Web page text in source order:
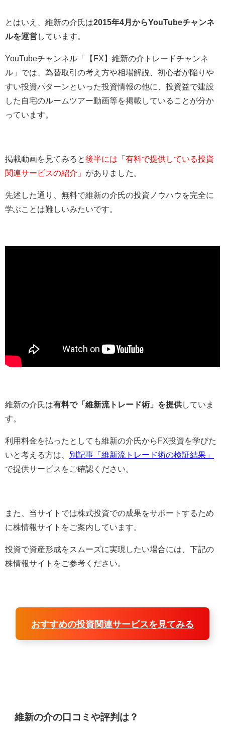
とはいえ、維新の介氏は2015年4月からYouTubeチャンネ
ルを運営しています。
YouTubeチャンネル「
【FX】維新の介トレードチャンネ
ル 」では、為替取引の考え方や相場解説、初心者が陥りや
すい投資パターンといった投資情報の他に、投資益で建設
した自宅のルームツアー動画等を掲載していることが分か
っています。
掲載動画を見てみると後半には「有料で提供している投資
関連サービスの紹介」 がありました。
先述した通り、無料で維新の介氏の投資ノウハウを完全に
学ぶことは難しいみたいです。
維新の介氏は有料で「維新流トレード術」を提供していま
す。
利用料金を払ったとしても維新の介氏からFX投資を学びた
いと考える方は、
別記事「維新流トレード術の検証結果」
で提供サービスをご確認ください。
また、当サイトでは株式投資での成果をサポートするため
に株情報サイトをご案内しています。
投資で資産形成をスムーズに実現したい場合には、下記の
株情報サイトをご参考ください。
おすすめの投資関連サービスを見てみる
維新の介の口コミや評判は？